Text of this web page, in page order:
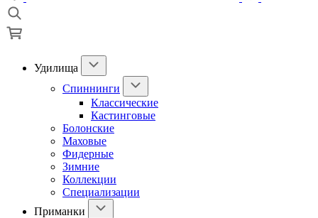
Удилища
Спиннинги
Классические
Кастинговые
Болонские
Маховые
Фидерные
Зимние
Коллекции
Специализации
Приманки